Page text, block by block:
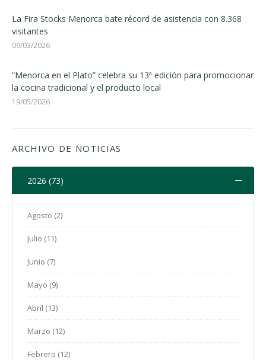
La Fira Stocks Menorca bate récord de asistencia con 8.368
visitantes
09/03/2026
“Menorca en el Plato” celebra su 13ª edición para promocionar
la cocina tradicional y el producto local
19/05/2026
ARCHIVO DE NOTICIAS
2026 (73)
Agosto (2)
Julio (11)
Junio (7)
Mayo (9)
Abril (13)
Marzo (12)
Febrero (12)